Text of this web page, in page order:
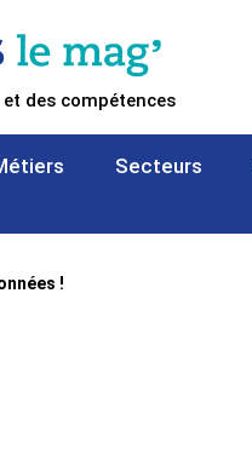
des compétences
Secteurs
!